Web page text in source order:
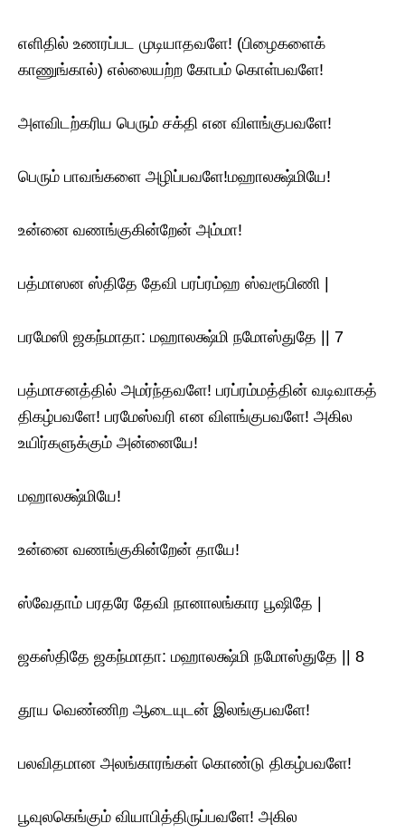
எளிதில் உணரப்பட முடியாதவளே! (பிழைகளைக்
காணுங்கால்) எல்லையற்ற கோபம் கொள்பவளே!
அளவிடற்கரிய பெரும் சக்தி என விளங்குபவளே!
பெரும் பாவங்களை அழிப்பவளே!மஹாலக்ஷ்மியே!
உன்னை வணங்குகின்றேன் அம்மா!
பத்மாஸன ஸ்திதே தேவி பரப்ரம்ஹ ஸ்வரூபிணி |
பரமேஸி ஜகந்மாதா: மஹாலக்ஷ்மி நமோஸ்துதே || 7
பத்மாசனத்தில் அமர்ந்தவளே! பரப்ரம்மத்தின் வடிவாகத்
திகழ்பவளே! பரமேஸ்வரி என விளங்குபவளே! அகில
உயிர்களுக்கும் அன்னையே!
மஹாலக்ஷ்மியே!
உன்னை வணங்குகின்றேன் தாயே!
ஸ்வேதாம் பரதரே தேவி நானாலங்கார பூஷிதே |
ஜகஸ்திதே ஜகந்மாதா: மஹாலக்ஷ்மி நமோஸ்துதே || 8
தூய வெண்ணிற ஆடையுடன் இலங்குபவளே!
பலவிதமான அலங்காரங்கள் கொண்டு திகழ்பவளே!
பூவுலகெங்கும் வியாபித்திருப்பவளே! அகில